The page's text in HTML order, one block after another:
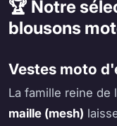
🏆 Notre
blousons
Vestes moto
La famille reine de
maille (mesh)